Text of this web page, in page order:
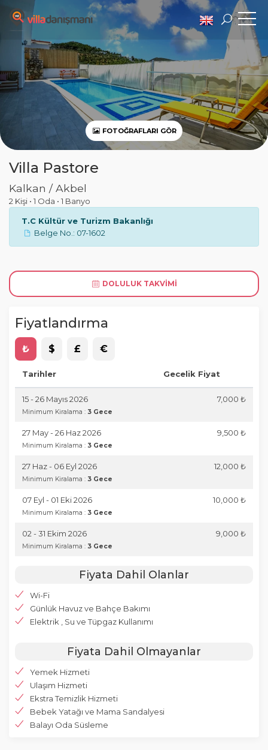
FOTOĞRAFLARI GÖR
Villa Pastore
Kalkan / Akbel
2 Kişi • 1 Oda • 1 Banyo
T.C Kültür ve Turizm Bakanlığı
Belge No.: 07-1602
DOLULUK TAKVIMI
Fiyatlandırma
₺ $ £ €
Tarihler Gecelik Fiyat
15 - 26 Mayıs 2026
Minimum Kiralama : 3 Gece
7,000 ₺
27 May - 26 Haz 2026
Minimum Kiralama : 3 Gece
9,500 ₺
27 Haz - 06 Eyl 2026
Minimum Kiralama : 3 Gece
12,000 ₺
07 Eyl - 01 Eki 2026
Minimum Kiralama : 3 Gece
10,000 ₺
02 - 31 Ekim 2026
Minimum Kiralama : 3 Gece
9,000 ₺
Fiyata Dahil Olanlar
Wi-Fi
Günlük Havuz ve Bahçe Bakımı
Elektrik , Su ve Tüpgaz Kullanımı
Fiyata Dahil Olmayanlar
Yemek Hizmeti
Ulaşım Hizmeti
Ekstra Temizlik Hizmeti
Bebek Yatağı ve Mama Sandalyesi
Balayı Oda Süsleme